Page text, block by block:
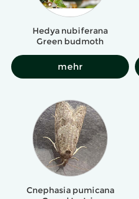
Hedya nubiferana
Green budmoth
mehr
Cnephasia pumicana